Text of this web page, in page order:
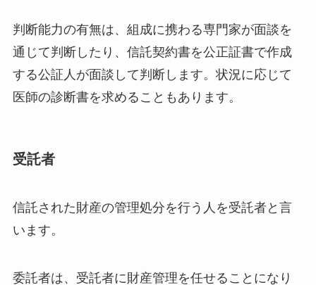
判断能力の有無は、組成に携わる専門家が面談を
通じて判断したり、信託契約書を公正証書で作成
する公証人が面談して判断します。状況に応じて
医師の診断書を求めることもあります。
受託者
信託された財産の管理処分を行う人を受託者と言
います。
委託者は、受託者に財産管理を任せることになり